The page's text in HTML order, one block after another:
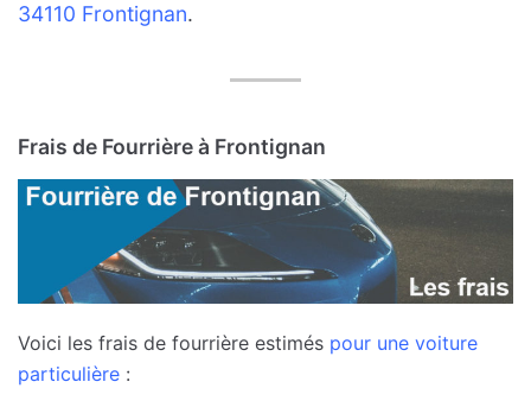
34110 Frontignan.
Frais de Fourrière à Frontignan
Voici les frais de fourrière estimés pour une voiture
particulière :